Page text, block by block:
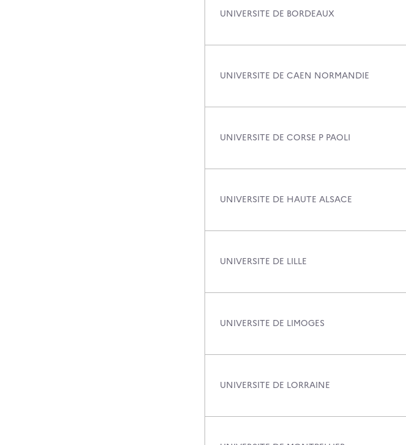
UNIVERSITE DE BORDEAUX
UNIVERSITE DE CAEN NORMANDIE
UNIVERSITE DE CORSE P PAOLI
UNIVERSITE DE HAUTE ALSACE
UNIVERSITE DE LILLE
UNIVERSITE DE LIMOGES
UNIVERSITE DE LORRAINE